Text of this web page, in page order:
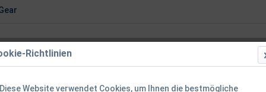
Savage
Farben SALE
Richtlinien
Diese Website verwendet Cookies, um Ihnen die bestmögliche